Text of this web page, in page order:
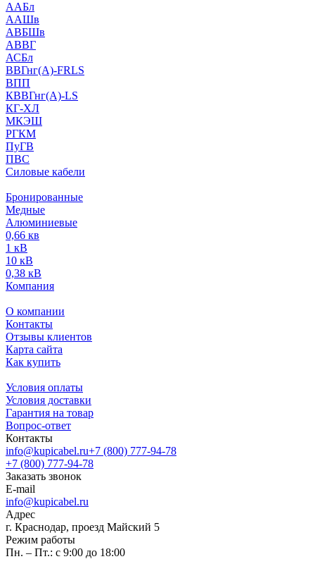
ААБл
ААШв
АВБШв
АВВГ
АСБл
ВВГнг(А)-FRLS
ВПП
КВВГнг(А)-LS
КГ-ХЛ
МКЭШ
РГКМ
ПуГВ
ПВС
Силовые кабели
Бронированные
Медные
Алюминиевые
0,66 кв
1 кВ
10 кВ
0,38 кВ
Компания
О компании
Контакты
Отзывы клиентов
Карта сайта
Как купить
Условия оплаты
Условия доставки
Гарантия на товар
Вопрос-ответ
Контакты
info@kupicabel.ru+7 (800) 777-94-78
+7 (800) 777-94-78
Заказать звонок
E-mail
info@kupicabel.ru
Адрес
г. Краснодар, проезд Майский 5
Режим работы
Пн. – Пт.: с 9:00 до 18:00